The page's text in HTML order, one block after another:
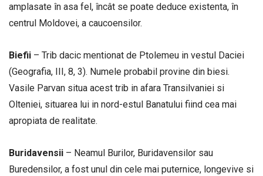
amplasate în asa fel, încât se poate deduce existenta, în
centrul Moldovei, a caucoensilor.
Biefii – Trib dacic mentionat de Ptolemeu in vestul Daciei
(Geografia, III, 8, 3). Numele probabil provine din biesi.
Vasile Parvan situa acest trib in afara Transilvaniei si
Olteniei, situarea lui in nord-estul Banatului fiind cea mai
apropiata de realitate.
Buridavensii – Neamul Burilor, Buridavensilor sau
Buredensilor, a fost unul din cele mai puternice, longevive si